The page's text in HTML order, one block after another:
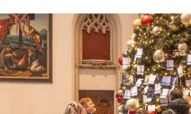
g
:
O
t